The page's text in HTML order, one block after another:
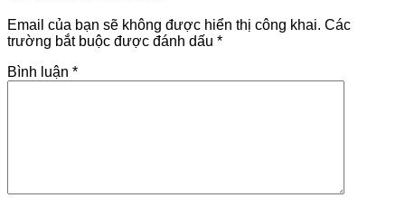
Email của bạn sẽ không được hiển thị công khai. Các
trường bắt buộc được đánh dấu *
Bình luận *